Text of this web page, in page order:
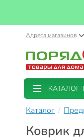
Адреса магазинов
КАТАЛОГ
Каталог
Коврик